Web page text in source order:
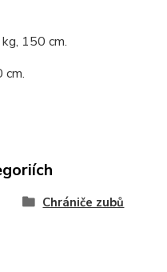
150 cm.
cm.
Chrániče zubů